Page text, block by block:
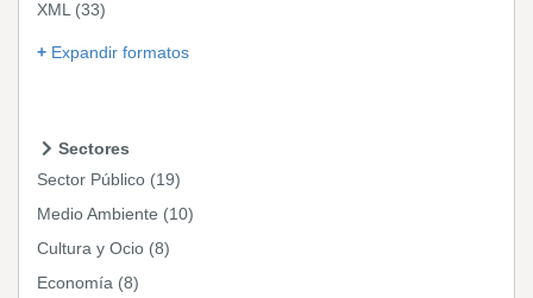
XML (33)
Expandir formatos
Sectores
Sector Público (19)
Medio Ambiente (10)
Cultura y Ocio (8)
Economía (8)